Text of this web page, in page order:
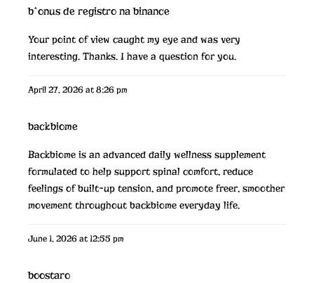
b^onus de registro na binance
Your point of view caught my eye and was very
interesting. Thanks. I have a question for you.
April 27, 2026 at 8:26 pm
backbiome
Backbiome is an advanced daily wellness supplement
formulated to help support spinal comfort, reduce
feelings of built-up tension, and promote freer, smoother
movement throughoutbackbiome everyday life.
June 1, 2026 at 12:55 pm
boostaro